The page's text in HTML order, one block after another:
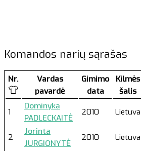
Komandos narių sąrašas
Nr.
Vardas
pavardė
Gimimo
data
Kilmės
šalis
1
Dominyka
PADLECKAITĖ
2010 Lietuva
2
Jorinta
JURGIONYTĖ
2010 Lietuva